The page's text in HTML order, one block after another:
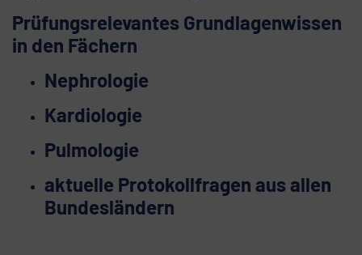
Prüfungsrelevantes Grundlagenwissen
in den Fächern
Nephrologie
Kardiologie
Pulmologie
aktuelle Protokollfragen aus allen
Bundesländern